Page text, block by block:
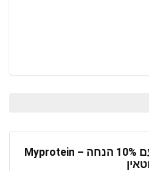
קופון עם 10% הנחה – Myprotein